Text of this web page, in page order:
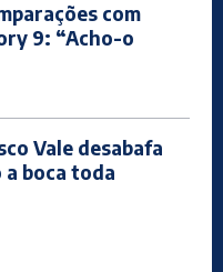
com
9: “Acho-o
Vale desabafa
a boca toda